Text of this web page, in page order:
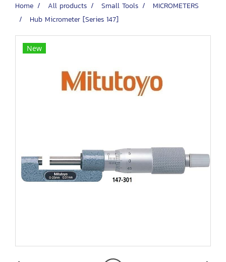
Home All products Small Tools
MICROMETERS
Hub Micrometer [Series 147]
New